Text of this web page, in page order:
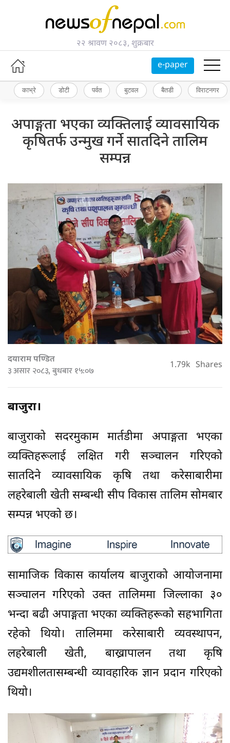
२२ श्रावण २०८३, शुक्रबार
e-paper
काभ्रे डोटी पर्वत बुटवल बैतडी विराटनगर
अपाङ्गता भएका व्यक्तिलाई व्यावसायिक
कृषितर्फ उन्मुख गर्ने सातदिने तालिम
सम्पन्न
दयाराम पण्डित
३ असार २०८३, बुधबार १५:०७ 1.79k Shares
बाजुरा।
बाजुराको सदरमुकाम मार्तडीमा अपाङ्गता भएका
व्यक्तिहरूलाई लक्षित गरी सञ्चालन गरिएको
सातदिने व्यावसायिक कृषि तथा करेसाबारीमा
लहरेबाली खेती सम्बन्धी सीप विकास तालिम सोमबार
सम्पन्न भएको छ।
सामाजिक विकास कार्यालय बाजुराको आयोजनामा
सञ्चालन गरिएको उक्त तालिममा जिल्लाका ३०
भन्दा बढी अपाङ्गता भएका व्यक्तिहरूको सहभागिता
रहेको थियो। तालिममा करेसाबारी व्यवस्थापन,
लहरेबाली खेती, बाख्रापालन तथा कृषि
उद्यमशीलतासम्बन्धी व्यावहारिक ज्ञान प्रदान गरिएको
थियो।